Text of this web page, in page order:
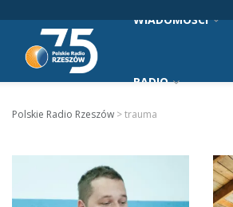
WIADOMOŚCI
RADIO
Polskie Radio Rzeszów >trauma